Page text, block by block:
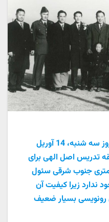
پدر این سخنرانی را برای اعضا روز سه شنبه، 14 آوریل
تدریس اصل الهی برای
تگو، در 235 کیلومتری جنوب شرقی سئول
ندارد زیرا کیفیت آن
بسیار ضعیف